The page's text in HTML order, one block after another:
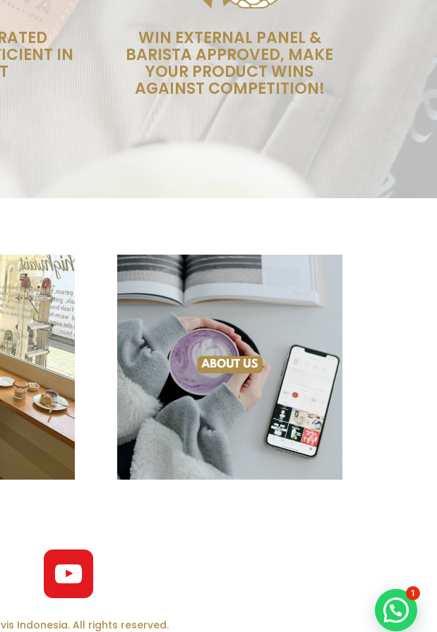
IN
WIN EXTERNAL PANEL &
BARISTA APPROVED, MAKE
YOUR PRODUCT WINS
AGAINST COMPETITION!
Indonesia. All rights reserved.
1